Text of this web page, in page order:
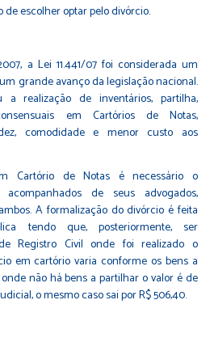
escolher optar pelo divórcio.
a Lei 11.441/07 foi considerada um
grande avanço da legislação nacional.
realização de inventários, partilha,
em Cartórios de Notas,
comodidade e menor custo aos
Cartório de Notas é necessário o
de seus advogados,
A formalização do divórcio é feita
tendo que, posteriormente, ser
Registro Civil onde foi realizado o
em cartório varia conforme os bens a
não há bens a partilhar o valor é de
o mesmo caso sai por R$ 506,40.